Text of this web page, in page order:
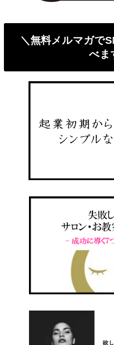
＼無料メルマガで
べま